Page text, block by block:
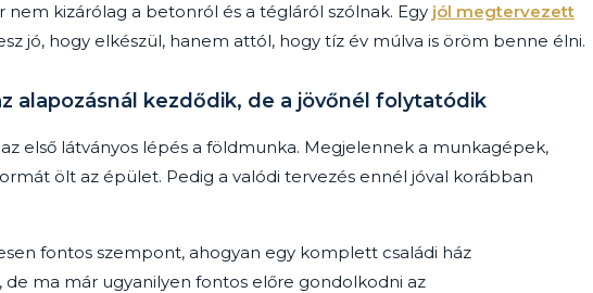
nem kizárólag a betonról és a tégláról szólnak. Egy jól megtervezett
jó, hogy elkészül, hanem attól, hogy tíz év múlva is öröm benne élni.
alapozásnál kezdődik, de a jövőnél folytatódik
első látványos lépés a földmunka. Megjelennek a munkagépek,
ölt az épület. Pedig a valódi tervezés ennél jóval korábban
fontos szempont, ahogyan egy komplett családi ház
de ma már ugyanilyen fontos előre gondolkodni az